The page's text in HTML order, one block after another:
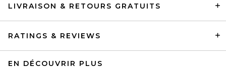
LIVRAISON & RETOURS GRATUITS
RATINGS & REVIEWS
EN DÉCOUVRIR PLUS